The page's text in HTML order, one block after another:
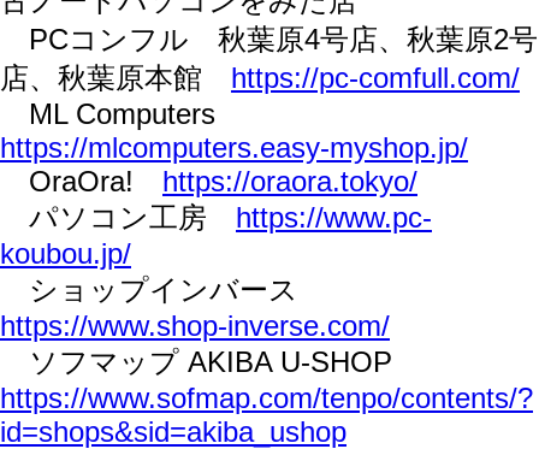
PCコンフル 秋葉原4号店、秋葉原2号
店、秋葉原本館 https://pc-comfull.com/
ML Computers
https://mlcomputers.easy-myshop.jp/
OraOra! https://oraora.tokyo/
パソコン工房 https://www.pc-
koubou.jp/
ショップインバース
https://www.shop-inverse.com/
ソフマップ AKIBA U-SHOP
https://www.sofmap.com/tenpo/contents/?
id=shops&sid=akiba_ushop